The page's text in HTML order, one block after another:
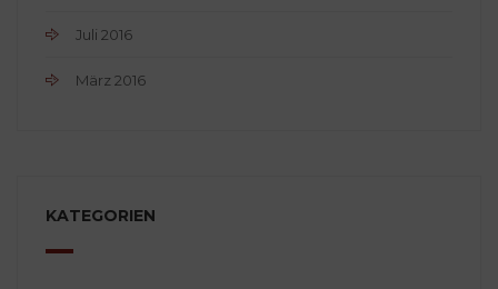
Juli 2016
März 2016
KATEGORIEN